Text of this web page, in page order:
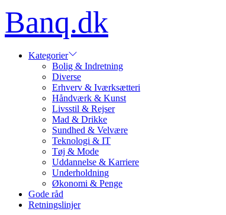
to
content
Banq.dk
Kategorier
Bolig & Indretning
Diverse
Erhverv & Iværksætteri
Håndværk & Kunst
Livsstil & Rejser
Mad & Drikke
Sundhed & Velvære
Teknologi & IT
Tøj & Mode
Uddannelse & Karriere
Underholdning
Økonomi & Penge
Gode råd
Retningslinjer